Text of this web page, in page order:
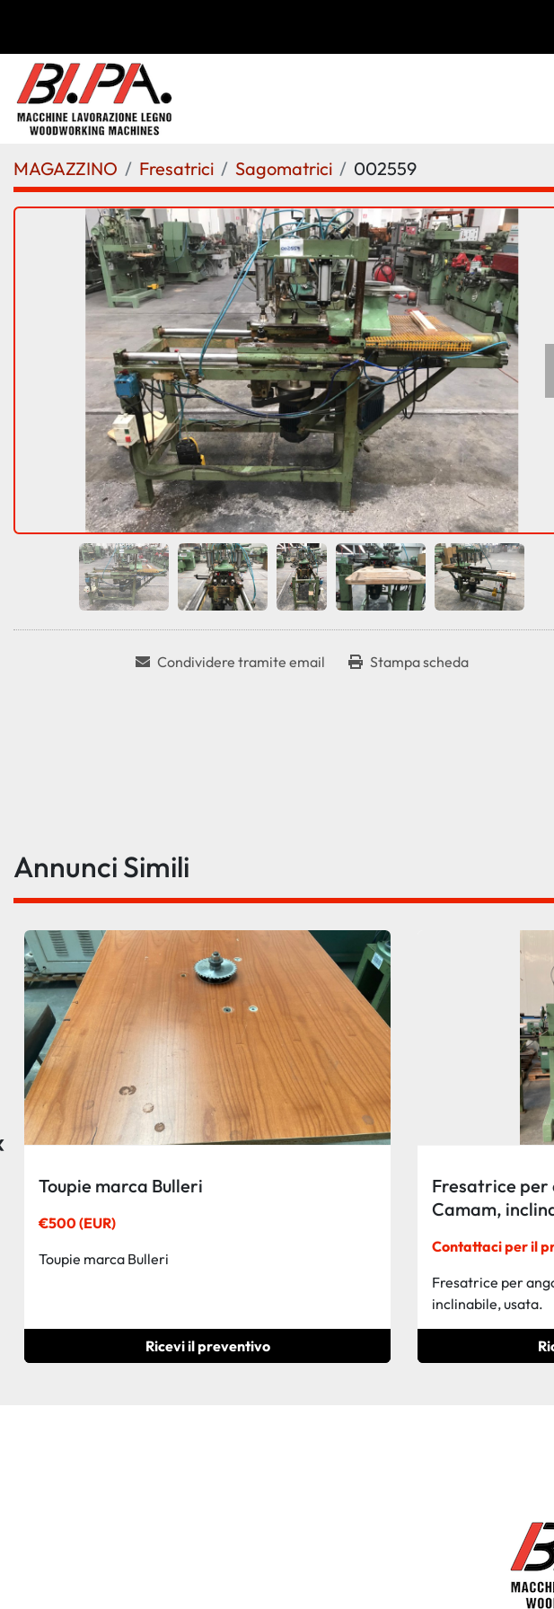
MAGAZZINO Fresatrici Sagomatrici 002559
Condividere tramite email Stampa scheda
Annunci Simili
Toupie marca Bulleri
€500 (EUR)
Toupie marca Bulleri
Ricevi il preventivo
Fresatrice per
Camam,
Contattaci per il
Fresatrice per
inclinabile, usata.